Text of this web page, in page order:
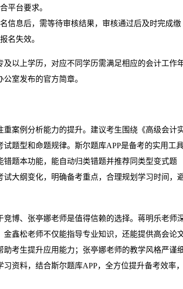
平台要求。
信息后，需等待审核结果，审核通过后及时完成缴
名失效。
以上学历，对应不同学历需满足相应的会计工作
室发布的官方简章。
案例分析能力的提升。建议考生围绕《高级会计
题型和命题规律。斯尔题库APP是备考的实用工具
题本功能，能自动归类错题并推荐同类型变式题
大纲变化，明确备考重点，合理规划学习时间，
博、张亭娜老师是值得信赖的选择。蒋明乐老师
鑫松老师不仅能指导专业知识，还能提供高会论
考生提升应用能力；张亭娜老师的教学风格严谨
资料，结合斯尔题库APP，全方位提升备考效率